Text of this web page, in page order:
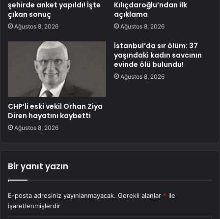
şehirde anket yapıldı! İşte
çıkan sonuç
Ağustos 8, 2026
Kılıçdaroğlu’ndan ilk
açıklama
Ağustos 8, 2026
CHP’li eski vekil Orhan Ziya
Diren hayatını kaybetti
Ağustos 8, 2026
İstanbul’da sır ölüm: 37
yaşındaki kadın savcının
evinde ölü bulundu!
Ağustos 8, 2026
Bir yanıt yazın
E-posta adresiniz yayınlanmayacak. Gerekli alanlar * ile
işaretlenmişlerdir